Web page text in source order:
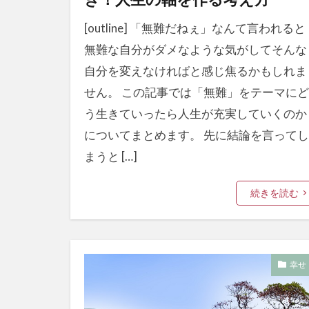
[outline] 「無難だねぇ」なんて言われると
無難な自分がダメなような気がしてそんな
自分を変えなければと感じ焦るかもしれま
せん。 この記事では「無難」をテーマにど
う生きていったら人生が充実していくのか
についてまとめます。 先に結論を言ってし
まうと […]
続きを読む
幸せ